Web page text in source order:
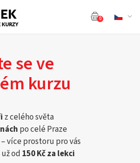
0
se ve
kurzu
z celého světa
po celé Praze
– více prostoru pro vás
od 150 Kč za lekci